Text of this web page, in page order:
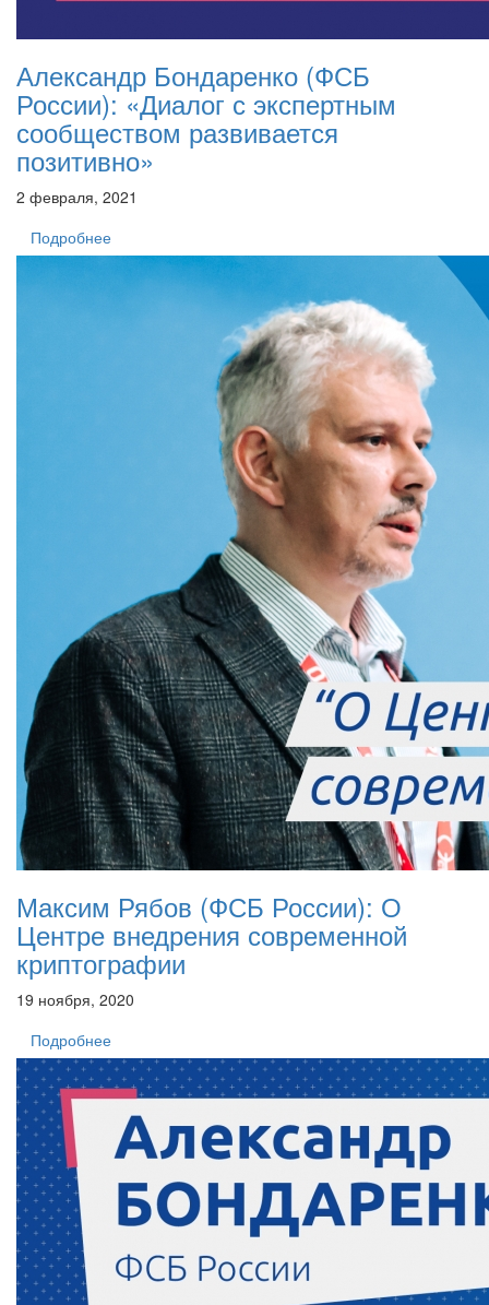
Александр Бондаренко (ФСБ
России): «Диалог с экспертным
сообществом развивается
позитивно»
2 февраля, 2021
Подробнее
Максим Рябов (ФСБ России): О
Центре внедрения современной
криптографии
19 ноября, 2020
Подробнее